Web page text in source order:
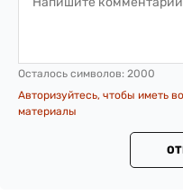
Осталось символов: 2000
Авторизуйтесь, чтобы иметь
материалы